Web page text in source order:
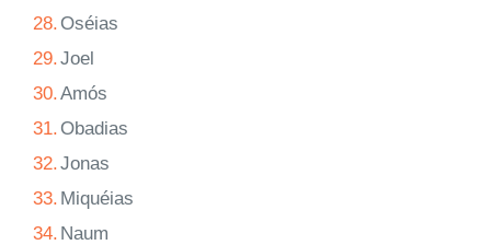
28. Oséias
29.Joel
30.Amós
31. Obadias
32.Jonas
33. Miquéias
34. Naum